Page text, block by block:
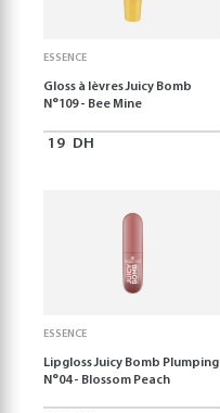
ESSENCE
Gloss à lèvres Juicy Bomb
N°109 - Bee Mine
19 DH
ESSENCE
Lipgloss Juicy Bomb Plumping
N°04 - Blossom Peach